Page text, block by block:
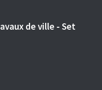
de ville - Set